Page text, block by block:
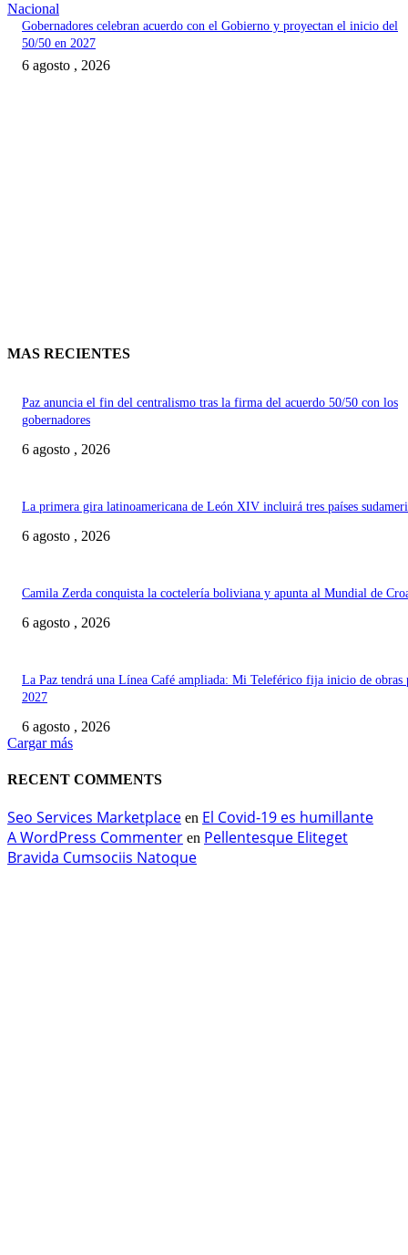
Nacional
Gobernadores celebran acuerdo con el Gobierno y proyectan el inicio del
50/50 en 2027
6 agosto , 2026
MAS RECIENTES
Paz anuncia el fin del centralismo tras la firma del acuerdo 50/50 con los
gobernadores
6 agosto , 2026
La primera gira latinoamericana de León XIV incluirá tres países
6 agosto , 2026
Camila Zerda conquista la coctelería boliviana y apunta al Mundial de
6 agosto , 2026
La Paz tendrá una Línea Café ampliada: Mi Teleférico fija inicio de obras
2027
6 agosto , 2026
Cargar más
RECENT COMMENTS
Seo Services Marketplace en El Covid-19 es humillante
A WordPress Commenter en Pellentesque Eliteget
Bravida Cumsociis Natoque